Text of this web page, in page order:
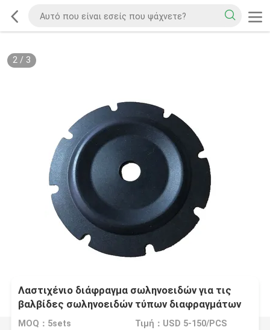
2/ 3
Λαστιχένιο διάφραγμα σωληνοειδών για τις
βαλβίδες σωληνοειδών τύπων διαφραγμάτων
MOQ：5sets Τιμή：USD 5-150/PCS